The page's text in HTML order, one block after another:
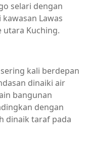
selari dengan
Lawas
utara Kuching.
kali berdepan
dinaiki air
bangunan
dengan
dinaik taraf pada